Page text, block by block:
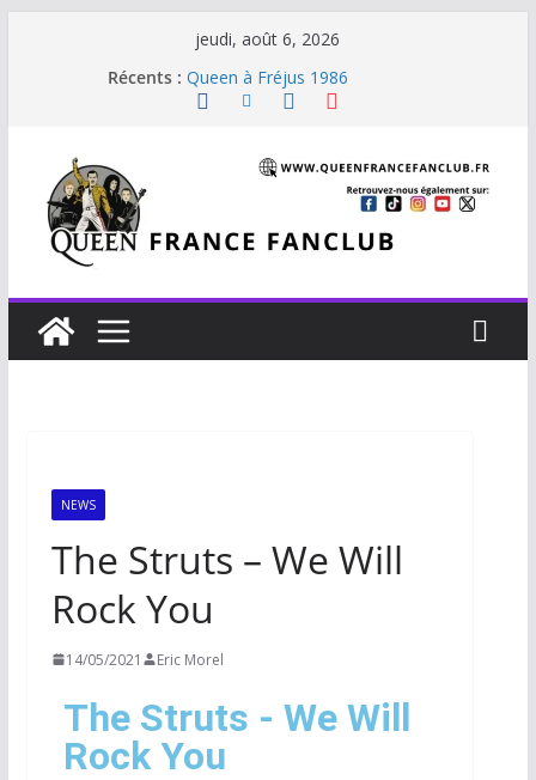
jeudi, août 6, 2026
Récents : Queen à Fréjus 1986
The Cross : Liar
Staying Power (45 tours Japon)
NEWS
The Struts – We Will
Rock You
14/05/2021 Eric Morel
The Struts - We Will
Rock You